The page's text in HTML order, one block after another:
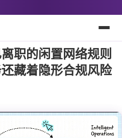
职的闲置网络规则
藏着隐形合规风险